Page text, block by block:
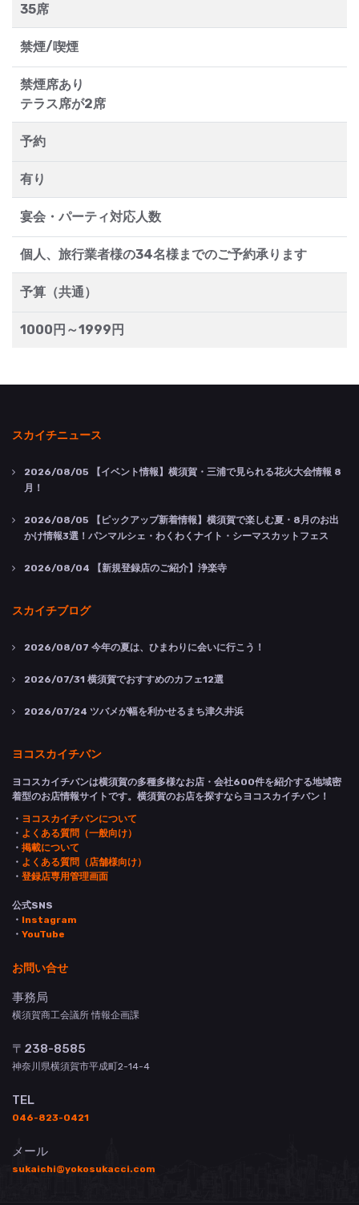
35席
禁煙/喫煙
禁煙席あり
テラス席が2席
予約
有り
宴会・パーティ対応人数
個人、旅行業者様の34名様までのご予約承ります
予算（共通）
1000円～1999円
スカイチニュース
2026/08/05 【イベント情報】横須賀・三浦で見られる花火大会情報 8
月！
2026/08/05 【ピックアップ新着情報】横須賀で楽しむ夏・8月のお出
かけ情報3選！パンマルシェ・わくわくナイト・シーマスカットフェス
2026/08/04 【新規登録店のご紹介】浄楽寺
スカイチブログ
2026/08/07 今年の夏は、ひまわりに会いに行こう！
2026/07/31 横須賀でおすすめのカフェ12選
2026/07/24 ツバメが幅を利かせるまち津久井浜
ヨコスカイチバン
ヨコスカイチバンは横須賀の多種多様なお店・会社600件を紹介する地域密
着型のお店情報サイトです。横須賀のお店を探すならヨコスカイチバン！
・ ヨコスカイチバンについて
・ よくある質問（一般向け）
・ 掲載について
・ よくある質問（店舗様向け）
・ 登録店専用管理画面
公式SNS
・ Instagram
・ YouTube
お問い合せ
事務局
横須賀商工会議所 情報企画課
〒238-8585
神奈川県横須賀市平成町2-14-4
TEL
046-823-0421
メール
sukaichi@yokosukacci.com